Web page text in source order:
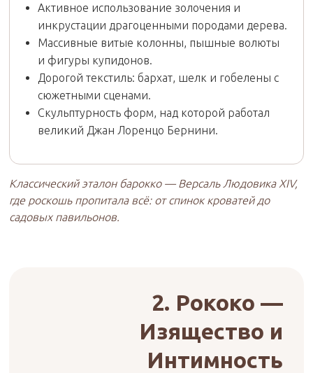
Активное использование золочения и
инкрустации драгоценными породами дерева.
Массивные витые колонны, пышные волюты
и фигуры купидонов.
Дорогой текстиль: бархат, шелк и гобелены с
сюжетными сценами.
Скульптурность форм, над которой работал
великий Джан Лоренцо Бернини.
Классический эталон барокко — Версаль Людовика XIV,
где роскошь пропитала всё: от спинок кроватей до
садовых павильонов.
2. Рококо —
Изящество и
Интимность